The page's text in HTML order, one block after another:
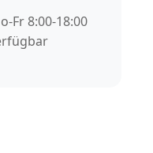
Fr 8:00-18:00